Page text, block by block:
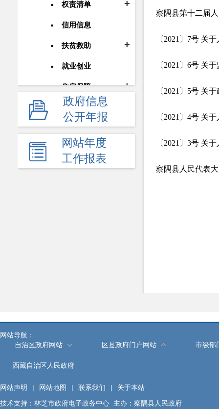
权责清单
信用信息
扶贫救助
就业创业
住房保障
环境保护
教育招生
医疗卫生
食品药品安全
服务事项
政府信息
公开年报
网站年度
工作报表
察隅县第十二届
〔2021〕7号 关
〔2021〕6号 关
〔2021〕5号 关
〔2021〕4号 关
〔2021〕3号 关
察隅县人民代表
网站导航：
自治区政府网站
区县政府门户网站 市级部
西藏自治区人民政府
网站声明 | 网站地图 | 联系我们 |
关于本站
技术支持：林芝市政府电子政务中心 主办：察隅县人民政府